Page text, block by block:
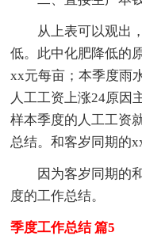
从上表可以观出
低。此中化肥降低的
xx元每亩；本季度雨
人工工资上涨24原因
样本季度的人工工资
总结。和客岁同期的
因为客岁同期的
度的工作总结。
季度工作总结 篇5